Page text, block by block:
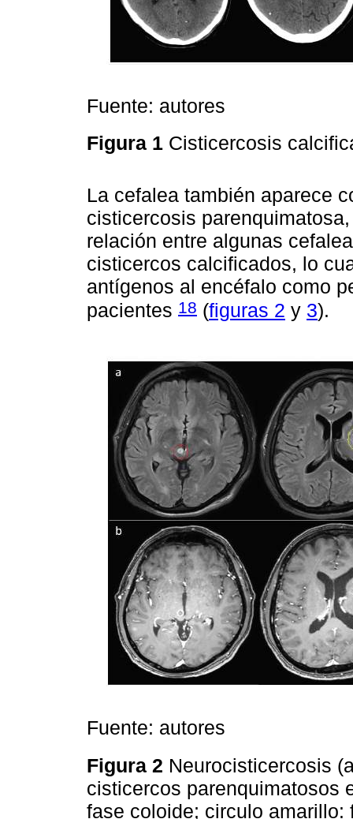
Fuente: autores
Figura 1 Cisticercosis
La cefalea también aparece
cisticercosis
relación entre algunas
cisticercos calcificados, lo
antígenos al encéfalo como
pacientes 18 (figuras 2 y 3).
Fuente: autores
Figura 2 Neurocisticercosis
cisticercos parenquimatosos
fase coloide; circulo amarillo: